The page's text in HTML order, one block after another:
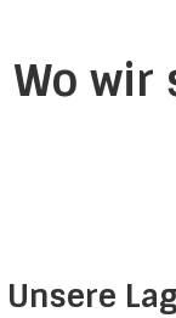
Wo wir
Unsere